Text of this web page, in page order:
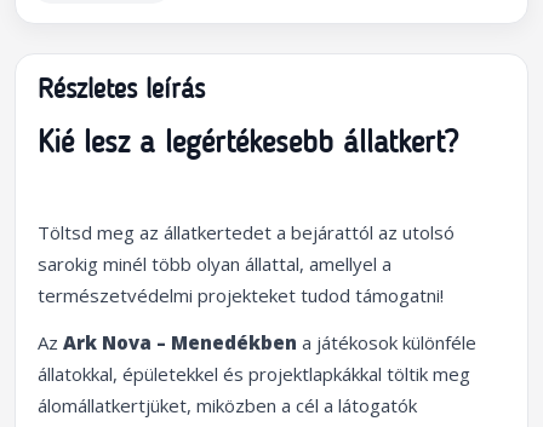
Részletes leírás
Kié lesz a legértékesebb állatkert?
Töltsd meg az állatkertedet a bejárattól az utolsó
sarokig minél több olyan állattal, amellyel a
természetvédelmi projekteket tudod támogatni!
Az Ark Nova – Menedékben a játékosok különféle
állatokkal, épületekkel és projektlapkákkal töltik meg
álomállatkertjüket, miközben a cél a látogatók